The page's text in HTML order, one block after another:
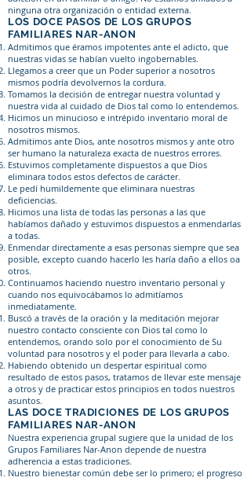
ninguna otra organización o entidad externa.
LOS DOCE PASOS DE LOS GRUPOS
FAMILIARES NAR-ANON
Admitimos que éramos impotentes ante el adicto, que
nuestras vidas se habían vuelto ingobernables.
Llegamos a creer que un Poder superior a nosotros
mismos podría devolvernos la cordura.
Tomamos la decisión de entregar nuestra voluntad y
nuestra vida al cuidado de Dios tal como lo entendemos.
Hicimos un minucioso e intrépido inventario moral de
nosotros mismos.
Admitimos ante Dios, ante nosotros mismos y ante otro
ser humano la naturaleza exacta de nuestros errores.
Estuvimos completamente dispuestos a que Dios
eliminara todos estos defectos de carácter.
Le pedí humildemente que eliminara nuestras
deficiencias.
Hicimos una lista de todas las personas a las que
habíamos dañado y estuvimos dispuestos a enmendarlas
a todas.
Enmendar directamente a esas personas siempre que sea
posible, excepto cuando hacerlo les haría daño a ellos oa
otros.
Continuamos haciendo nuestro inventario personal y
cuando nos equivocábamos lo admitíamos
inmediatamente.
Buscó a través de la oración y la meditación mejorar
nuestro contacto consciente con Dios tal como lo
entendemos, orando solo por el conocimiento de Su
voluntad para nosotros y el poder para llevarla a cabo.
Habiendo obtenido un despertar espiritual como
resultado de estos pasos, tratamos de llevar este mensaje
a otros y de practicar estos principios en todos nuestros
asuntos.
LAS DOCE TRADICIONES DE LOS GRUPOS
FAMILIARES NAR-ANON
Nuestra experiencia grupal sugiere que la unidad de los
Grupos Familiares Nar-Anon depende de nuestra
adherencia a estas tradiciones.
Nuestro bienestar común debe ser lo primero; el progreso